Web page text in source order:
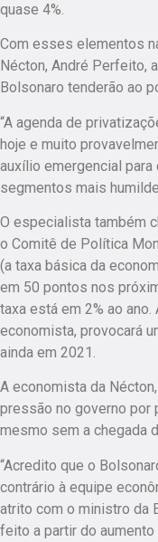
quase 4%.
Com esses elementos
Nécton, André Perfeito,
Bolsonaro tenderão ao
“A agenda de
hoje e muito
auxílio emergencial
segmentos mais
O especialista também
o Comitê de Política
(a taxa básica da
em 50 pontos nos
taxa está em 2% ao
economista, provocará
ainda em 2021.
A economista da
pressão no governo
mesmo sem a chegada
“Acredito que o
contrário à equipe
atrito com o ministro da
feito a partir do